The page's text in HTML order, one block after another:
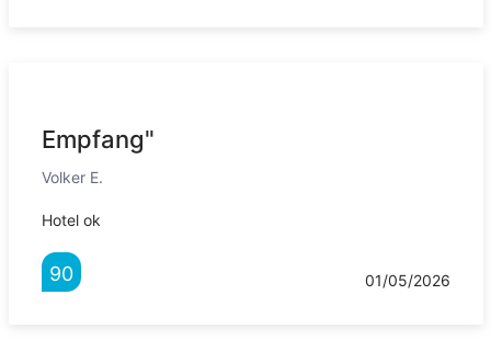
Empfang"
Volker E.
Hotel ok
90 01/05/2026